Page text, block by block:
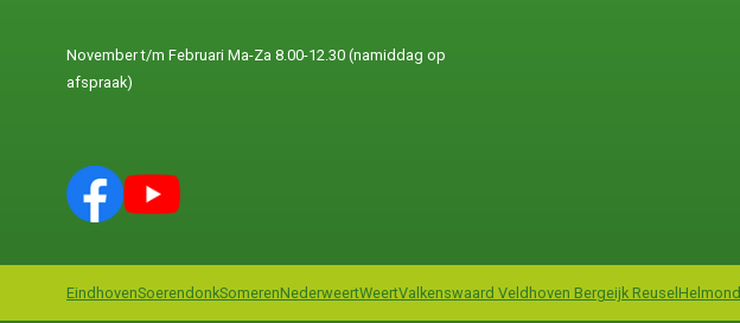
November t/m Februari Ma-Za 8.00-12.30 (namiddag op
afspraak)
EindhovenSoerendonkSomerenNederweertWeertValkenswaard Veldhoven Bergeijk Reusel Helmond